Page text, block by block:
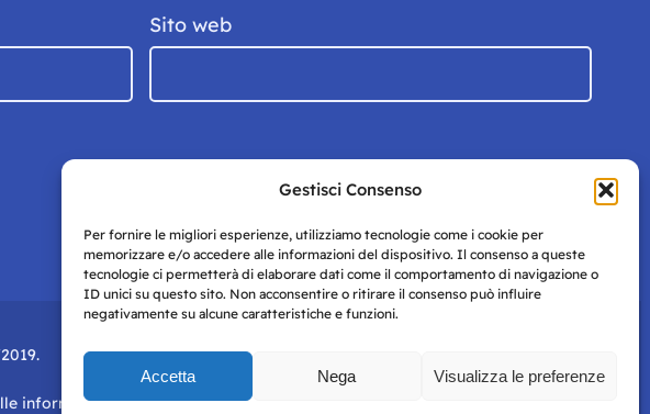
Gestisci Consenso
Per fornire le migliori esperienze, utilizziamo tecnologie come i cookie per
memorizzare e/o accedere alle informazioni del dispositivo. Il consenso a queste
tecnologie ci permetterà di elaborare dati come il comportamento di navigazione o
ID unici su questo sito. Non acconsentire o ritirare il consenso può influire
negativamente su alcune caratteristiche e funzioni.
Accetta Nega Visualizza le preferenze
Sito web
informazioni in questo Policy